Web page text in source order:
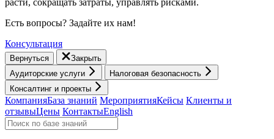
расти, cокращать затраты, управлять рисками.
Есть вопросы? Задайте их нам!
Консультация
Вернуться
Закрыть
Аудиторские услуги
Налоговая безопасность
Консалтинг и проекты
КомпанияБаза знаний МероприятияКейсы Клиенты и
отзывыЦены КонтактыEnglish